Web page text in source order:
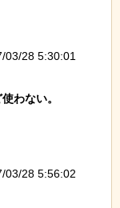
03/28 5:30:01
わない。
03/28 5:56:02